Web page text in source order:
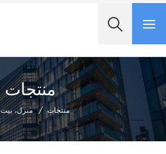
منتجات
منزل، بيت / منتجات